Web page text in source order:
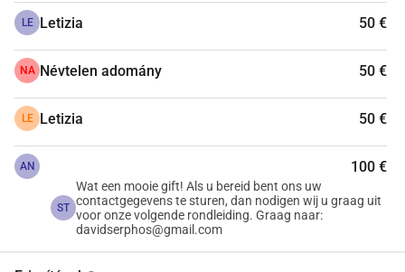
LE Letizia 50 €
NA Névtelen adomány 50 €
LE Letizia 50 €
AN 100 €
ST
Wat een mooie gift! Als u bereid bent ons uw
contactgegevens te sturen, dan nodigen wij u graag uit
voor onze volgende rondleiding. Graag naar:
davidserphos@gmail.com